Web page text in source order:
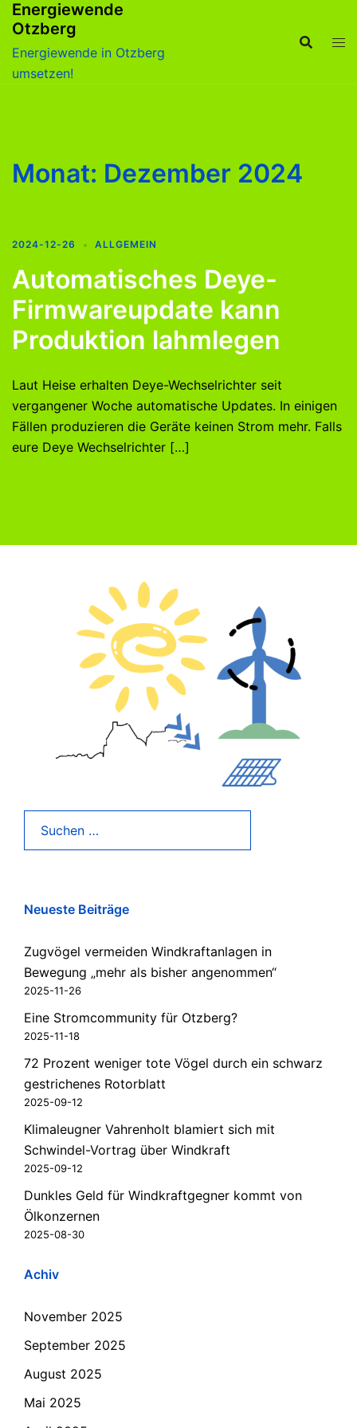
Zum
Inhalt
springen
Energiewende
Otzberg
Energiewende in Otzberg
umsetzen!
Monat: Dezember 2024
2024-12-26 ALLGEMEIN
Automatisches Deye-
Firmwareupdate kann
Produktion lahmlegen
Laut Heise erhalten Deye-Wechselrichter seit
vergangener Woche automatische Updates. In einigen
Fällen produzieren die Geräte keinen Strom mehr. Falls
eure Deye Wechselrichter […]
nach:
Neueste Beiträge
Zugvögel vermeiden Windkraftanlagen in
Bewegung „mehr als bisher angenommen“
2025-11-26
Eine Stromcommunity für Otzberg?
2025-11-18
72 Prozent weniger tote Vögel durch ein schwarz
gestrichenes Rotorblatt
2025-09-12
Klimaleugner Vahrenholt blamiert sich mit
Schwindel-Vortrag über Windkraft
2025-09-12
Dunkles Geld für Windkraftgegner kommt von
Ölkonzernen
2025-08-30
Achiv
November 2025
September 2025
August 2025
Mai 2025